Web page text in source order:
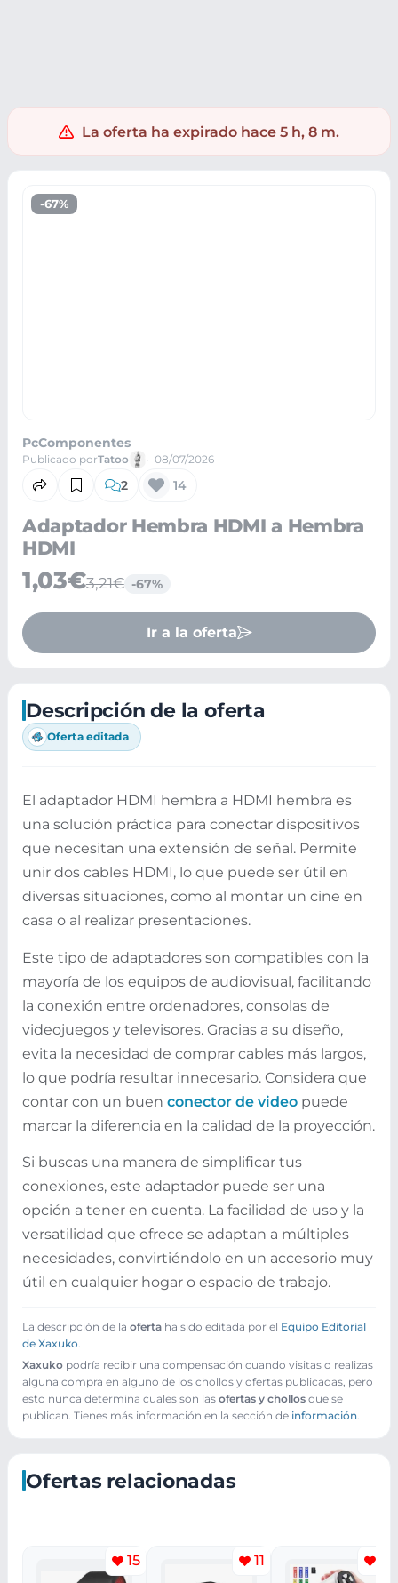
La oferta ha expirado hace 5 h, 8 m.
-67%
PcComponentes
Publicado porTatoo 08/07/2026
2 14
Adaptador Hembra HDMI a Hembra
HDMI
1,03€3,21€ -67%
Ir a la oferta
Descripción de la oferta
Oferta editada
El adaptador HDMI hembra a HDMI hembra es
una solución práctica para conectar dispositivos
que necesitan una extensión de señal. Permite
unir dos cables HDMI, lo que puede ser útil en
diversas situaciones, como al montar un cine en
casa o al realizar presentaciones.
Este tipo de adaptadores son compatibles con la
mayoría de los equipos de audiovisual, facilitando
la conexión entre ordenadores, consolas de
videojuegos y televisores. Gracias a su diseño,
evita la necesidad de comprar cables más largos,
lo que podría resultar innecesario. Considera que
contar con un buen conector de video puede
marcar la diferencia en la calidad de la proyección.
Si buscas una manera de simplificar tus
conexiones, este adaptador puede ser una
opción a tener en cuenta. La facilidad de uso y la
versatilidad que ofrece se adaptan a múltiples
necesidades, convirtiéndolo en un accesorio muy
útil en cualquier hogar o espacio de trabajo.
La descripción de la oferta ha sido editada por el Equipo Editorial
de Xaxuko
Xaxuko podría recibir una compensación cuando visitas o realizas
alguna compra en alguno de los chollos y ofertas publicadas, pero
esto nunca determina cuales son las ofertas y chollos que se
publican. Tienes más información en la sección de información
Ofertas relacionadas
15 11